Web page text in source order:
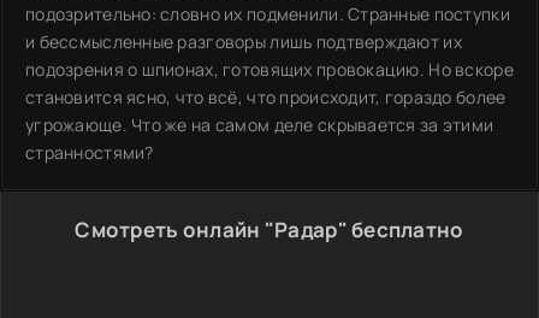
подозрительно: словно их подменили. Странные поступки
и бессмысленные разговоры лишь подтверждают их
подозрения о шпионах, готовящих провокацию. Но вскоре
становится ясно, что всё, что происходит, гораздо более
угрожающе. Что же на самом деле скрывается за этими
странностями?
Смотреть онлайн "Радар" бесплатно